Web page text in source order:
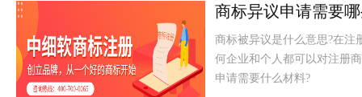
商标异议申请需要
商标被异议是什么意思?在注
何企业和个人都可以对注册
申请需要什么材料?